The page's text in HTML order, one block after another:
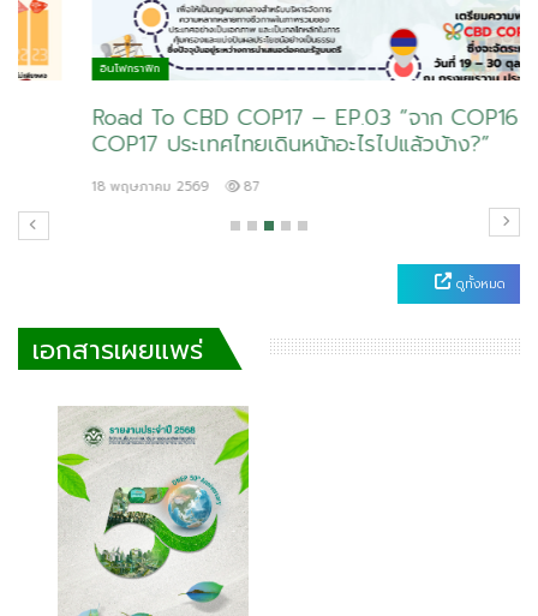
อินโฟกราฟิก
Road To CBD COP17 – EP.03 “จาก COP16 สู่
COP17 ประเทศไทยเดินหน้าอะไรไปแล้วบ้าง?”
18 พฤษภาคม 2569 87
ดูทั้งหมด
เอกสารเผยแพร่